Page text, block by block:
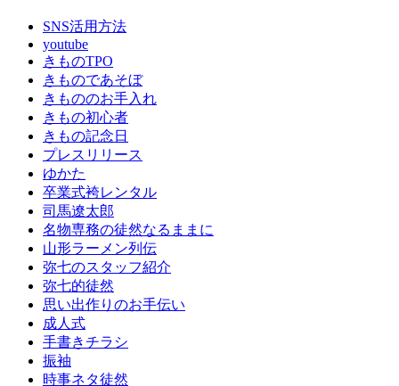
SNS活用方法
youtube
きものTPO
きものであそぼ
きもののお手入れ
きもの初心者
きもの記念日
プレスリリース
ゆかた
卒業式袴レンタル
司馬遼太郎
名物専務の徒然なるままに
山形ラーメン列伝
弥七のスタッフ紹介
弥七的徒然
思い出作りのお手伝い
成人式
手書きチラシ
振袖
時事ネタ徒然